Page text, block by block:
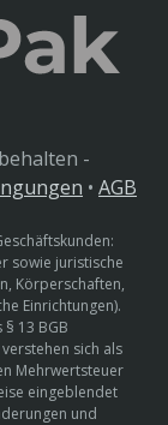
-
• AGB
sowie juristische
Körperschaften,
Einrichtungen).
13 BGB
sich als
Mehrwertsteuer
eingeblendet
und